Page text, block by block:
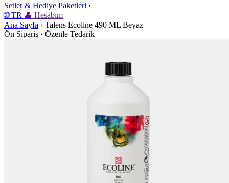
Setler & Hediye Paketleri ›
🌐 TR 👤 Hesabım
Ana Sayfa › Talens Ecoline 490 ML Beyaz
Ön Sipariş · Özenle Tedarik